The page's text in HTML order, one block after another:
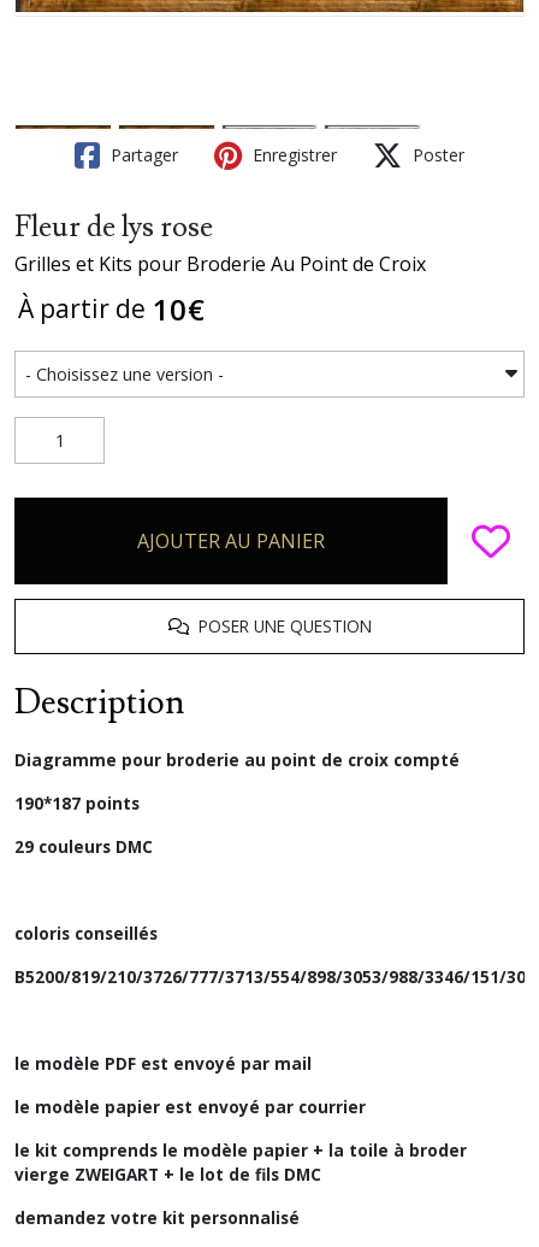
Partager Enregistrer Poster
Fleur de lys rose
Grilles et Kits pour Broderie Au Point de Croix
À partir de 10€
AJOUTER AU PANIER
POSER UNE QUESTION
Description
Diagramme pour broderie au point de croix compté
190*187 points
29 couleurs DMC
coloris conseillés
B5200/819/210/3726/777/3713/554/898/3053/988/3346/151/
le modèle PDF est envoyé par mail
le modèle papier est envoyé par courrier
le kit comprends le modèle papier + la toile à broder
vierge ZWEIGART + le lot de fils DMC
demandez votre kit personnalisé